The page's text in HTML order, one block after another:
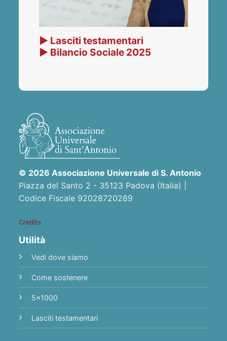
▶ Lasciti testamentari
▶ Bilancio Sociale 2025
© 2026 Associazione Universale di S. Antonio
Piazza del Santo 2 - 35123 Padova (Italia) |
Codice Fiscale 92028720289
Credits
Utilità
Vedi dove siamo
Come sostenere
5x1000
Lasciti testamentari